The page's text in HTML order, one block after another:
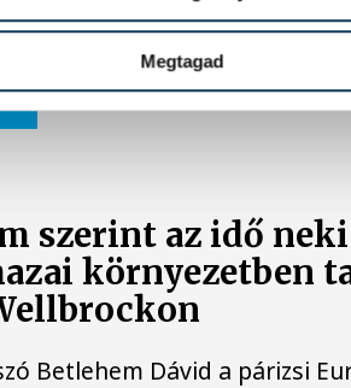
Megtagad
szerint az idő
környezetben
Betlehem Dávid a párizsi